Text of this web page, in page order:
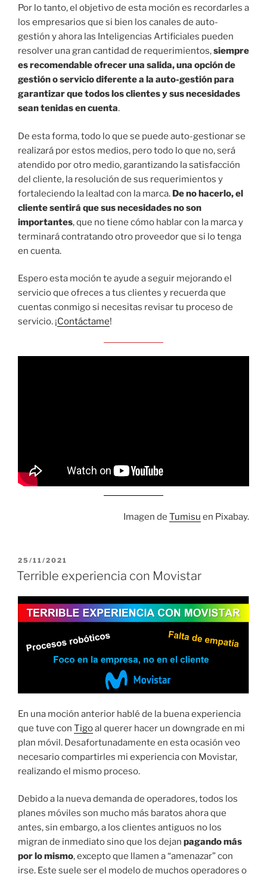
Por lo tanto, el objetivo de esta moción es recordarles a
los empresarios que si bien los canales de auto-
gestión y ahora las Inteligencias Artificiales pueden
resolver una gran cantidad de requerimientos,siempre
es recomendable ofrecer una salida, una opción de
gestión o servicio diferente a la auto-gestión para
garantizar que todos los clientes y sus necesidades
sean tenidas en cuenta.
De esta forma, todo lo que se puede auto-gestionar se
realizará por estos medios, pero todo lo que no, será
atendido por otro medio, garantizando la satisfacción
del cliente, la resolución de sus requerimientos y
fortaleciendo la lealtad con la marca. De no hacerlo, el
cliente sentirá que sus necesidades no son
importantes, que no tiene cómo hablar con la marca y
terminará contratando otro proveedor que si lo tenga
en cuenta.
Espero esta moción te ayude a seguir mejorando el
servicio que ofreces a tus clientes y recuerda que
cuentas conmigo si necesitas revisar tu proceso de
servicio. ¡Contáctame!
Imagen de Tumisu en Pixabay.
PUBLICADO
EL
25/11/2021
Terrible experiencia con Movistar
En una moción anterior hablé de la buena experiencia
que tuve con Tigoal querer hacer un downgrade en mi
plan móvil. Desafortunadamente en esta ocasión veo
necesario compartirles mi experiencia con Movistar,
realizando el mismo proceso.
Debido a la nueva demanda de operadores, todos los
planes móviles son mucho más baratos ahora que
antes, sin embargo, a los clientes antiguos no los
migran de inmediato sino que los dejan pagando más
por lo mismo, excepto que llamen a “amenazar” con
irse. Este suele ser el modelo de muchos operadores o